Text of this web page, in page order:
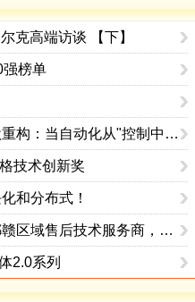
克高端访谈 【下】
强榜单
【高层访谈系列】数据流的静默重构：当自动化从"控制中心"走向"数据网络"——图尔克接受中国工控网专访
技术创新奖
和分布式！
图尔克授权湖北合众天辰为湘鄂赣区域售后技术服务商，开启本地化服务新模式
2.0系列